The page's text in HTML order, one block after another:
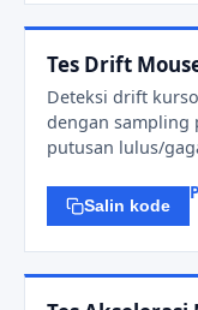
Tes Drift
Deteksi drift
dengan sampling
putusan lulus/
Salin kode